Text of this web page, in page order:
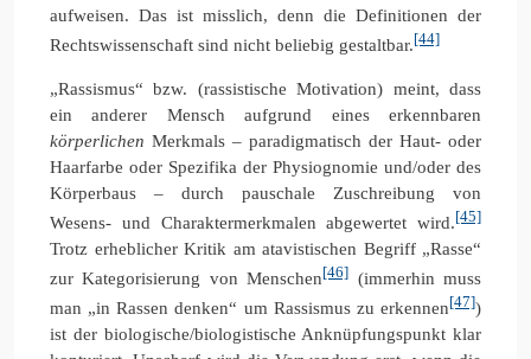
aufweisen. Das ist misslich, denn die Definitionen der
Rechtswissenschaft sind nicht beliebig gestaltbar.[44]
„Rassismus“ bzw. (rassistische Motivation) meint, dass
ein anderer Mensch aufgrund eines erkennbaren
körperlichen Merkmals – paradigmatisch der Haut- oder
Haarfarbe oder Spezifika der Physiognomie und/oder des
Körperbaus – durch pauschale Zuschreibung von
Wesens- und Charaktermerkmalen abgewertet wird.[45]
Trotz erheblicher Kritik am atavistischen Begriff „Rasse“
zur Kategorisierung von Menschen[46] (immerhin muss
man „in Rassen denken“ um Rassismus zu erkennen[47])
ist der biologische/biologistische Anknüpfungspunkt klar